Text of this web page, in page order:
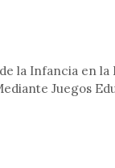
la Infancia en la
Juegos